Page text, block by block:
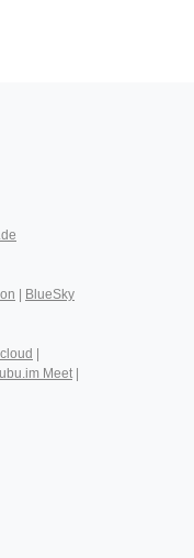
BlueSky
Meet|